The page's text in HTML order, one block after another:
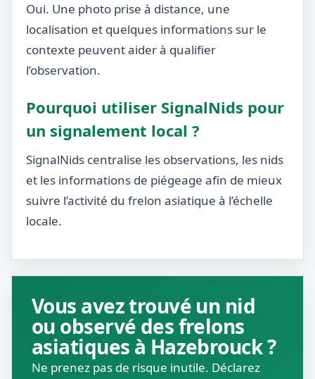
Oui. Une photo prise à distance, une
localisation et quelques informations sur le
contexte peuvent aider à qualifier
l’observation.
Pourquoi utiliser SignalNids pour
un signalement local ?
SignalNids centralise les observations, les nids
et les informations de piégeage afin de mieux
suivre l’activité du frelon asiatique à l’échelle
locale.
Vous avez trouvé un nid
ou observé des frelons
asiatiques à Hazebrouck ?
Ne prenez pas de risque inutile. Déclarez